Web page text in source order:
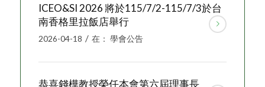
ICEO&SI 2026 將於115/7/2-115/7/3於台
南香格里拉飯店舉行
2026-04-18 / 在： 學會公告
恭喜錢樺教授榮任本會第六屆理事長